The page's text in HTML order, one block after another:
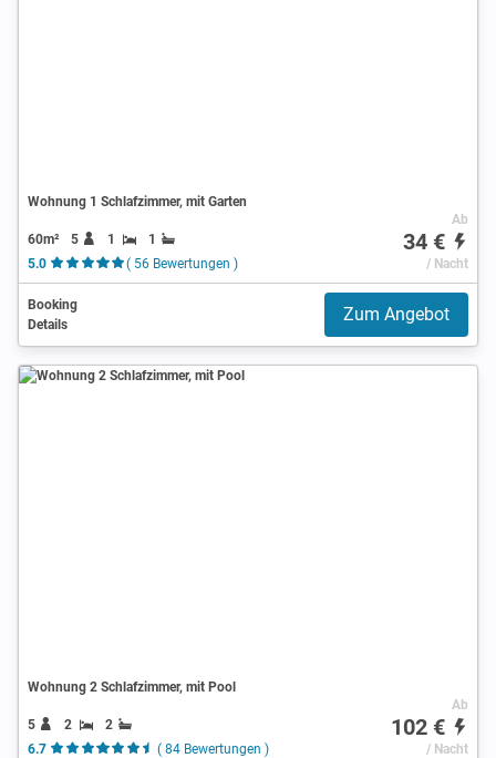
Wohnung 1 Schlafzimmer, mit Garten
60m² 5 1
1
5.0
( 56 Bewertungen )
Ab
34 €
/ Nacht
Booking
Details
Zum Angebot
Wohnung 2 Schlafzimmer, mit Pool
5 2
2
6.7
( 84 Bewertungen )
Ab
102 €
/ Nacht